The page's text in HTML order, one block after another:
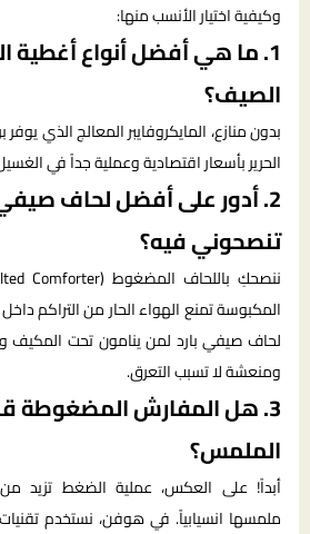
وكيفية اختيار الأنسب منها:
1. ما هي أفضل أنواع
الصيف؟
بدون منازع، المايكروفايبر المعالج الذي
الحرير بأسعار اقتصادية وعملية جداً في
2. أدور على أفضل لحاف
تنصحوني فيه؟
المكبوسة تمنع الهواء الحار من التراكم
لحاف صيفي بارد لمن ينامون تحت المكيف
ومنعشة لا تسبب التعرق.
3. هل المفارش المضغوطة
الملمس؟
أبداً! على العكس، عملية الضغط تزيد
ملمسها انسيابياً. في هوفن، نستخدم